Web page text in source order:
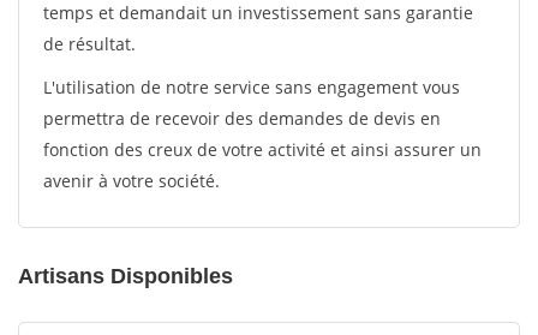
temps et demandait un investissement sans garantie
de résultat.
L'utilisation de notre service sans engagement vous
permettra de recevoir des demandes de devis en
fonction des creux de votre activité et ainsi assurer un
avenir à votre société.
Artisans Disponibles